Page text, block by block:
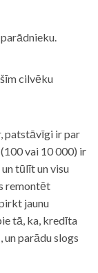
cilvēku
patstāvīgi ir par
vai 10 000) ir
tūlīt un visu
remontēt
jaunu
tā, ka, kredīta
parādu slogs